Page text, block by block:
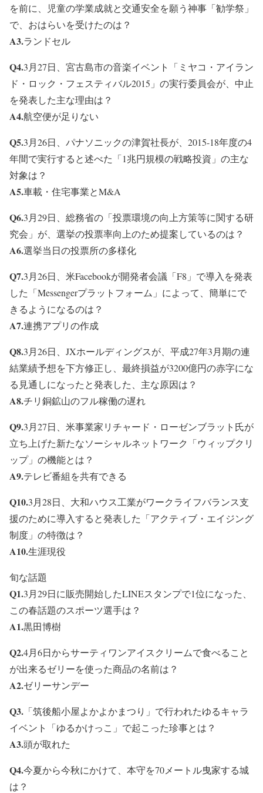
を前に、児童の学業成就と交通安全を願う神事「勧学祭」
で、おはらいを受けたのは？
A3.ランドセル
Q4.3月27日、宮古島市の音楽イベント「ミヤコ・アイラン
ド・ロック・フェスティバル2015」の実行委員会が、中止
を発表した主な理由は？
A4.航空便が足りない
Q5.3月26日、パナソニックの津賀社長が、2015-18年度の4
年間で実行すると述べた「1兆円規模の戦略投資」の主な
対象は？
A5.車載・住宅事業とM&A
Q6.3月29日、総務省の「投票環境の向上方策等に関する研
究会」が、選挙の投票率向上のため提案しているのは？
A6.選挙当日の投票所の多様化
Q7.3月26日、米Facebookが開発者会議「F8」で導入を発表
した「Messengerプラットフォーム」によって、簡単にで
きるようになるのは？
A7.連携アプリの作成
Q8.3月26日、JXホールディングスが、平成27年3月期の連
結業績予想を下方修正し、最終損益が3200億円の赤字にな
る見通しになったと発表した、主な原因は？
A8.チリ銅鉱山のフル稼働の遅れ
Q9.3月27日、米事業家リチャード・ローゼンブラット氏が
立ち上げた新たなソーシャルネットワーク「ウィップクリ
ップ」の機能とは？
A9.テレビ番組を共有できる
Q10.3月28日、大和ハウス工業がワークライフバランス支
援のために導入すると発表した「アクティブ・エイジング
制度」の特徴は？
A10.生涯現役
旬な話題
Q1.3月29日に販売開始したLINEスタンプで1位になった、
この春話題のスポーツ選手は？
A1.黒田博樹
Q2.4月6日からサーティワンアイスクリームで食べること
が出来るゼリーを使った商品の名前は？
A2.ゼリーサンデー
Q3. 「筑後船小屋よかよかまつり」で行われたゆるキャラ
イベント「ゆるかけっこ」で起こった珍事とは？
A3.頭が取れた
Q4.今夏から今秋にかけて、本守を70メートル曳家する城
は？